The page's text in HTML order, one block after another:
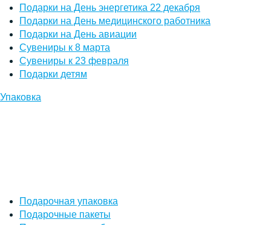
Подарки на День энергетика 22 декабря
Подарки на День медицинского работника
Подарки на День авиации
Сувениры к 8 марта
Сувениры к 23 февраля
Подарки детям
Упаковка
Подарочная упаковка
Подарочные пакеты